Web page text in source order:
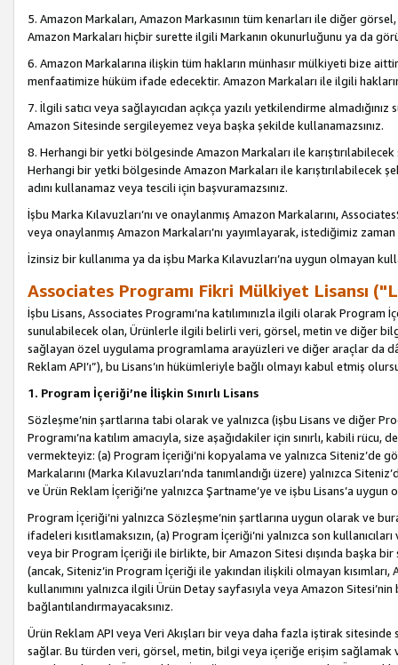
5. Amazon Markaları, Amazon Markasının tüm kenarları ile diğer
Amazon Markaları hiçbir surette ilgili Markanın okunurluğunu ya da
6. Amazon Markalarına ilişkin tüm hakların münhasır mülkiyeti bize
menfaatimize hüküm ifade edecektir. Amazon Markaları ile ilgili
7. İlgili satıcı veya sağlayıcıdan açıkça yazılı yetkilendirme
Amazon Sitesinde sergileyemez veya başka şekilde kullanamazsınız.
8. Herhangi bir yetki bölgesinde Amazon Markaları ile
Herhangi bir yetki bölgesinde Amazon Markaları ile karıştırılabilecek
adını kullanamaz veya tescili için başvuramazsınız.
İşbu Marka Kılavuzları’nı ve onaylanmış Amazon Markalarını,
veya onaylanmış Amazon Markaları’nı yayımlayarak, istediğimiz
İzinsiz bir kullanıma ya da işbu Marka Kılavuzları’na uygun olmayan
Associates Programı Fikri Mülkiyet Lisansı
İşbu Lisans, Associates Programı’na katılımınızla ilgili olarak Program
sunulabilecek olan, Ürünlerle ilgili belirli veri, görsel, metin ve diğer
sağlayan özel uygulama programlama arayüzleri ve diğer araçlar da
Reklam API’ı”), bu Lisans’ın hükümleriyle bağlı olmayı kabul etmiş
1. Program İçeriği’ne İlişkin Sınırlı Lisans
Sözleşme’nin şartlarına tabi olarak ve yalnızca (işbu Lisans ve diğer
Programı’na katılım amacıyla, size aşağıdakiler için sınırlı, kabili
vermekteyiz: (a) Program İçeriği’ni kopyalama ve yalnızca Siteniz’de
Markalarını (Marka Kılavuzları’nda tanımlandığı üzere) yalnızca
ve Ürün Reklam İçeriği’ne yalnızca Şartname’ye ve işbu Lisans’a
Program İçeriği’ni yalnızca Sözleşme’nin şartlarına uygun olarak ve
ifadeleri kısıtlamaksızın, (a) Program İçeriği’ni yalnızca son
veya bir Program İçeriği ile birlikte, bir Amazon Sitesi dışında başka
(ancak, Siteniz’in Program İçeriği ile yakından ilişkili olmayan
kullanımını yalnızca ilgili Ürün Detay sayfasıyla veya Amazon
bağlantılandırmayacaksınız.
Ürün Reklam API veya Veri Akışları bir veya daha fazla iştirak
sağlar. Bu türden veri, görsel, metin, bilgi veya içeriğe erişim sağlamak